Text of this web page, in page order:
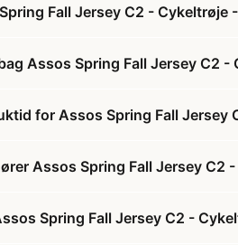
Fall Jersey C2 - Cykeltrøje
Assos Spring Fall Jersey C2
for Assos Spring Fall
Assos Spring Fall Jersey C2
Spring Fall Jersey C2 -